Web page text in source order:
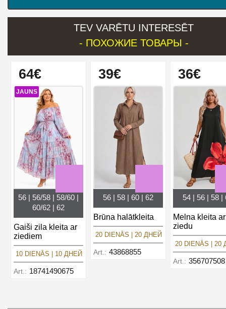
TEV VARĒTU INTERESĒT
- ПОХОЖИЕ ТОВАРЫ -
64€
JAUNS
56 | 56/58 | 58/60 |
60/62 | 62
Gaiši zila kleita ar
ziediem
10 DIENĀS | 10 ДНЕЙ
Art.: 18741490675
39€
56 | 58 | 60 | 62
Brūna halātkleita
20 DIENĀS | 20 ДНЕЙ
Art.: 43868855
36€
54 | 56 | 58 |
Melna kleita ar
ziedu
20 DIENĀS | 20
Art.: 356707508